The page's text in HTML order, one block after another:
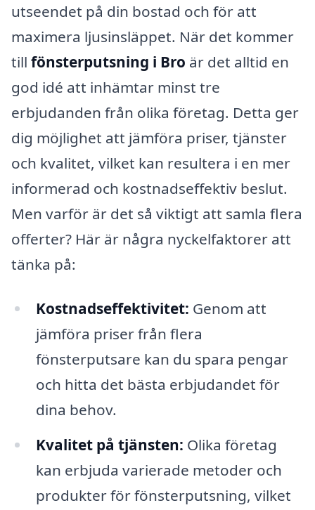
utseendet på din bostad och för att
maximera ljusinsläppet. När det kommer
till fönsterputsning i Bro är det alltid en
god idé att inhämtar minst tre
erbjudanden från olika företag. Detta ger
dig möjlighet att jämföra priser, tjänster
och kvalitet, vilket kan resultera i en mer
informerad och kostnadseffektiv beslut.
Men varför är det så viktigt att samla flera
offerter? Här är några nyckelfaktorer att
tänka på:
Kostnadseffektivitet: Genom att
jämföra priser från flera
fönsterputsare kan du spara pengar
och hitta det bästa erbjudandet för
dina behov.
Kvalitet på tjänsten: Olika företag
kan erbjuda varierade metoder och
produkter för fönsterputsning, vilket